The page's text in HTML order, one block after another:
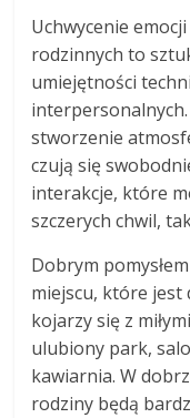
Uchwycenie
rodzinnych to
umiejętności
stworzenie
czują się
interakcje, które
szczerych chwil,
Dobrym
miejscu, które
kojarzy się z
ulubiony park,
kawiarnia. W
rodziny będą